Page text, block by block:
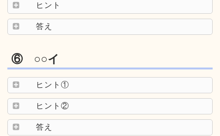
ヒント
答え
⑥ ○○イ
ヒント①
ヒント②
答え